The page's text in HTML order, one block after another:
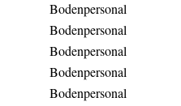
Bodenpersonal
Bodenpersonal
Bodenpersonal
Bodenpersonal
Bodenpersonal